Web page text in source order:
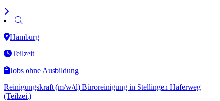
Hamburg
Teilzeit
Jobs ohne Ausbildung
Reinigungskraft (m/w/d) Büroreinigung in Stellingen Haferweg
(Teilzeit)